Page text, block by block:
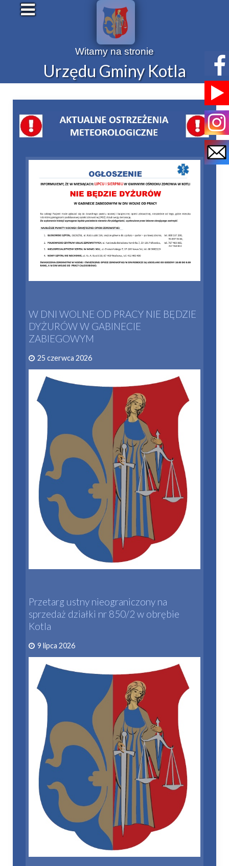
Witamy na stronie
Urzędu Gminy Kotla
W DNI WOLNE OD PRACY NIE BĘDZIE
DYŻURÓW W GABINECIE
ZABIEGOWYM
25 czerwca 2026
Przetarg ustny nieograniczony na
sprzedaż działki nr 850/2 w obrębie
Kotla
9 lipca 2026